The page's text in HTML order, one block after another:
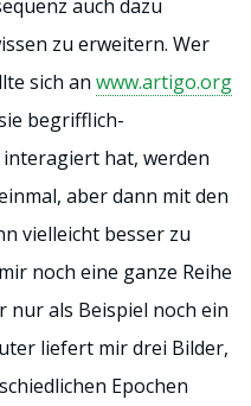
auch dazu
zu erweitern. Wer
sich an www.artigo.org
begrifflich-
hat, werden
aber dann mit den
vielleicht besser zu
noch eine ganze Reihe
nur als Beispiel noch ein
liefert mir drei Bilder,
Epochen